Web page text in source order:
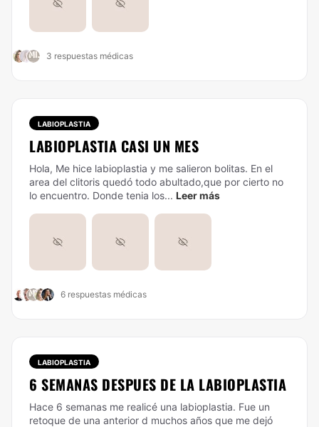
3 respuestas médicas
LABIOPLASTIA
LABIOPLASTIA CASI UN MES
Hola, Me hice labioplastia y me salieron bolitas. En el
area del clitoris quedó todo abultado,que por cierto no
lo encuentro. Donde tenia los... Leer más
6 respuestas médicas
LABIOPLASTIA
6 SEMANAS DESPUES DE LA LABIOPLASTIA
Hace 6 semanas me realicé una labioplastia. Fue un
retoque de una anterior d muchos años que me dejó